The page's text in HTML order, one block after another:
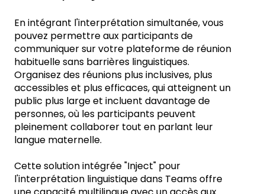
En intégrant l'interprétation simultanée, vous
pouvez permettre aux participants de
communiquer sur votre plateforme de réunion
habituelle sans barrières linguistiques.
Organisez des réunions plus inclusives, plus
accessibles et plus efficaces, qui atteignent un
public plus large et incluent davantage de
personnes, où les participants peuvent
pleinement collaborer tout en parlant leur
langue maternelle.
Cette solution intégrée "Inject" pour
l'interprétation linguistique dans Teams offre